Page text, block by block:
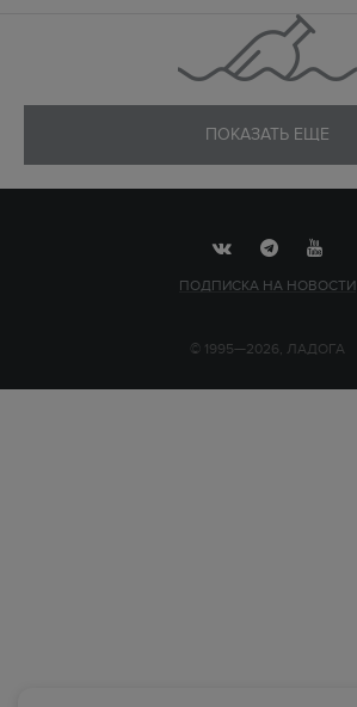
ПОКАЗАТЬ ЕЩЕ
ПОДПИСКА НА НОВОСТИ
© 1995—2026, ЛАДОГА